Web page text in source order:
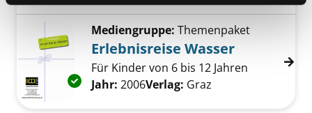
Exemplar-Details von Erlebnisreise Wasser
Mediengruppe: Themenpaket
Erlebnisreise Wasser
Für Kinder von 6 bis 12 Jahren
Suche nach diesem Verfasser
Jahr: 2006Verlag: Graz